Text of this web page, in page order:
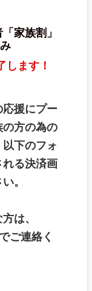
家族割」
します！
援にプー
方の為の
下のフォ
る決済画
。
は、
ご連絡く